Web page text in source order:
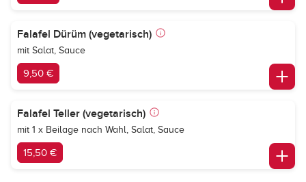
Falafel Dürüm (vegetarisch)
mit Salat, Sauce
9,50 €
Falafel Teller (vegetarisch)
mit 1 x Beilage nach Wahl, Salat, Sauce
15,50 €